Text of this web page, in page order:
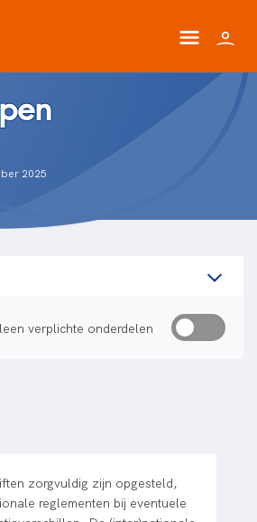
2025
verplichte onderdelen
zorgvuldig zijn opgesteld,
reglementen bij eventuele